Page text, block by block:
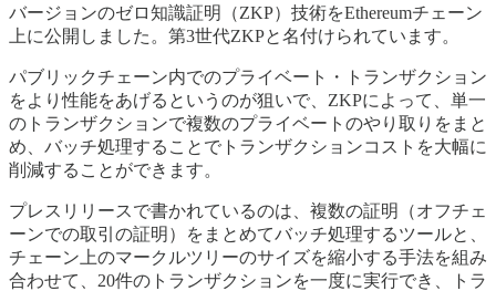
バージョンのゼロ知識証明（ZKP）技術をEthereumチェーン
上に公開しました。第3世代ZKPと名付けられています。
パブリックチェーン内でのプライベート・トランザクション
をより性能をあげるというのが狙いで、ZKPによって、単一
のトランザクションで複数のプライベートのやり取りをまと
め、バッチ処理することでトランザクションコストを大幅に
削減することができます。
プレスリリースで書かれているのは、複数の証明（オフチェ
ーンでの取引の証明）をまとめてバッチ処理するツールと、
チェーン上のマークルツリーのサイズを縮小する手法を組み
合わせて、20件のトランザクションを一度に実行でき、トラ